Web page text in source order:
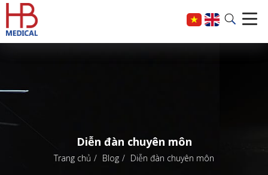
Diễn đàn chuyên môn
Trang chủ Blog Diễn đàn chuyên môn